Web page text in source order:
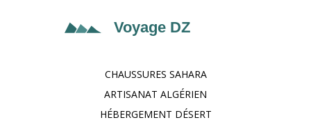
CHAUSSURES SAHARA
ARTISANAT ALGÉRIEN
HÉBERGEMENT DÉSERT